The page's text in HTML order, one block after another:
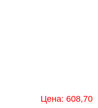
Цена: 608,70